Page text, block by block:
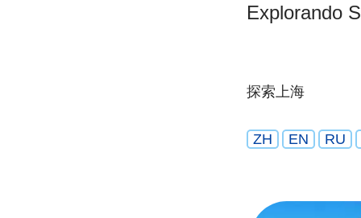
Explorando
探索上海
ZH EN RU